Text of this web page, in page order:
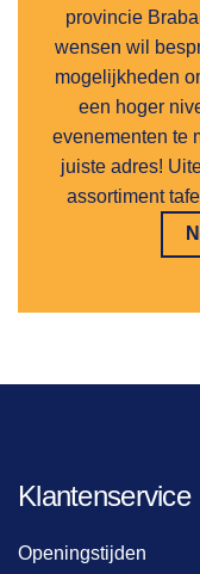
provincie
wensen wil
mogelijkheden
een hoger
evenementen te
juiste adres!
assortiment
Klantenservice
Openingstijden